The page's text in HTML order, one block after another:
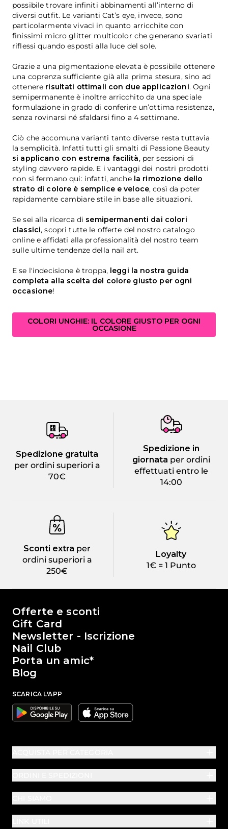
possibile trovare infiniti abbinamenti all’interno di
diversi outfit. Le varianti Cat’s eye, invece, sono
particolarmente vivaci in quanto arricchite con
finissimi micro glitter multicolor che generano svariati
riflessi quando esposti alla luce del sole.
Grazie a una pigmentazione elevata è possibile ottenere
una coprenza sufficiente già alla prima stesura, sino ad
ottenere risultati ottimali con due applicazioni. Ogni
semipermanente è inoltre arricchito da una speciale
formulazione in grado di conferire un’ottima resistenza,
senza rovinarsi né sfaldarsi fino a 4 settimane.
Ciò che accomuna varianti tanto diverse resta tuttavia
la semplicità. Infatti tutti gli smalti di Passione Beauty
si applicano con estrema facilità, per sessioni di
styling davvero rapide. E i vantaggi dei nostri prodotti
non si fermano qui: infatti, anche la rimozione dello
strato di colore è semplice e veloce, così da poter
rapidamente cambiare stile in base alle situazioni.
Se sei alla ricerca di semipermanenti dai colori
classici, scopri tutte le offerte del nostro catalogo
online e affidati alla professionalità del nostro team
sulle ultime tendenze della nail art.
E se l'indecisione è troppa, leggi la nostra guida
completa alla scelta del colore giusto per ogni
occasione!
COLORI UNGHIE: IL COLORE GIUSTO PER OGNI
OCCASIONE
Spedizione gratuita
per ordini superiori a
70€
Spedizione in
giornata per ordini
effettuati entro le
14:00
Sconti extra per
ordini superiori a
250€
Loyalty
1€ = 1 Punto
Il mondo di Passione Beauty
Offerte e sconti
Gift Card
Newsletter - Iscrizione
Nail Club
Porta un amic*
Blog
SCARICA L'APP
Google Apple